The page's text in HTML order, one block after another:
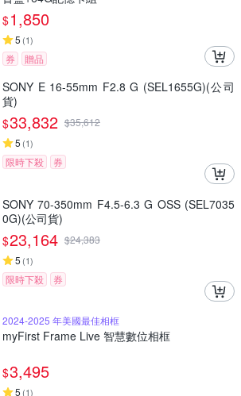
$1,850
5 (1)
券 贈品
SONY E 16-55mm F2.8 G (SEL1655G)(公司
貨)
$33,832 $35,612
5 (1)
限時下殺 券
SONY 70-350mm F4.5-6.3 G OSS (SEL7035
0G)(公司貨)
$23,164 $24,383
5 (1)
限時下殺 券
2024-2025 年美國最佳相框
myFirst Frame Live 智慧數位相框
$3,495
5 (1)